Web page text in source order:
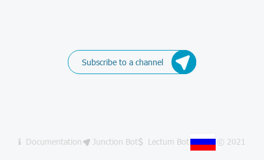
Subscribe to a channel
Documentation Junction Bot Lectum Bot © 2021